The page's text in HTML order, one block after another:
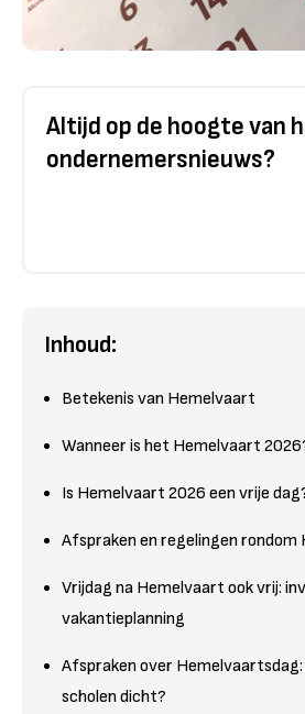
Altijd op de hoogte van
ondernemersnieuws?
Inhoud:
Betekenis van Hemelvaart
Wanneer is het Hemelvaart
Is Hemelvaart 2026 een vrije
Afspraken en regelingen
Vrijdag na Hemelvaart ook vrij:
vakantieplanning
Afspraken over Hemelvaartsdag:
scholen dicht?